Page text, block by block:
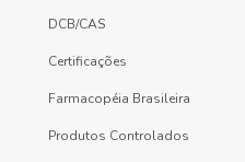
DCB/CAS
Certificações
Farmacopéia Brasileira
Produtos Controlados